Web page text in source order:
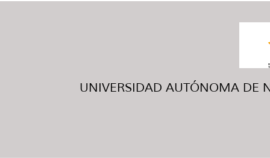
UNIVERSIDAD AUTÓNOMA DE